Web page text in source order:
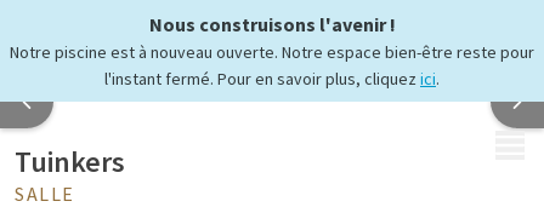
Nous construisons l'avenir !
Notre piscine est à nouveau ouverte. Notre espace bien-être reste pour
l'instant fermé. Pour en savoir plus, cliquez ici.
Tuinkers
SALLE